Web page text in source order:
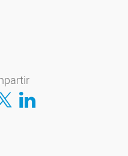
en Facebook
en Twitter
Compartir en LinkedIn